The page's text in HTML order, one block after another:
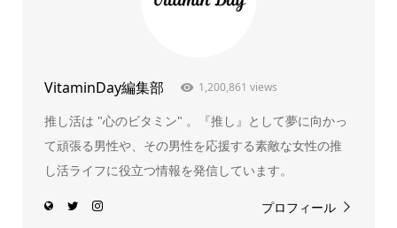
VitaminDay編集部 1,200,861 views
推し活は "心のビタミン" 。『推し』として夢に向かっ
て頑張る男性や、その男性を応援する素敵な女性の推
し活ライフに役立つ情報を発信しています。
プロフィール